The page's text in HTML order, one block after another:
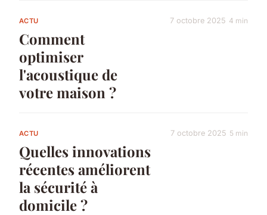
ACTU
Comment
optimiser
l'acoustique de
votre maison ?
7 octobre 2025 4 min
ACTU
Quelles innovations
récentes améliorent
la sécurité à
domicile ?
7 octobre 2025 5 min